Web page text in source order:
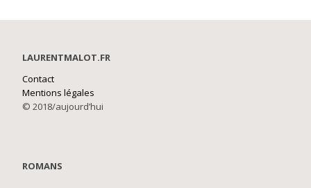
LAURENTMALOT.FR
Contact
Mentions légales
© 2018/aujourd’hui
ROMANS